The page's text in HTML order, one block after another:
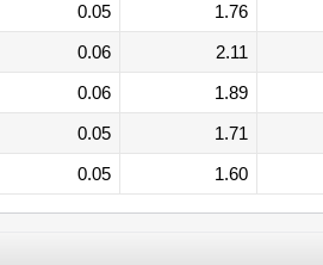
0.05 1.76
0.06 2.11
0.06 1.89
0.05 1.71
0.05 1.60